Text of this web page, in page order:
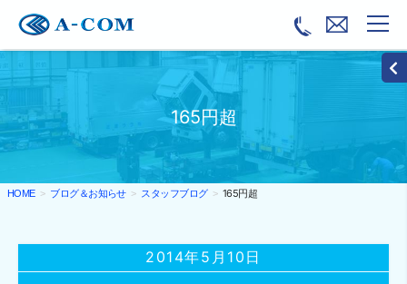
165円超
HOME ブログ＆お知らせ スタッフブログ 165円超
2014年5月10日